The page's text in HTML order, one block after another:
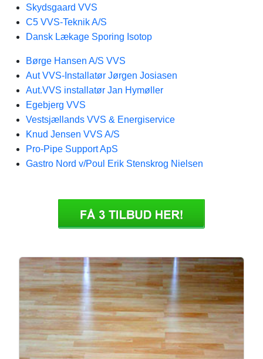
Skydsgaard VVS
C5 VVS-Teknik A/S
Dansk Lækage Sporing Isotop
Børge Hansen A/S VVS
Aut VVS-Installatør Jørgen Josiasen
Aut.VVS installatør Jan Hymøller
Egebjerg VVS
Vestsjællands VVS & Energiservice
Knud Jensen VVS A/S
Pro-Pipe Support ApS
Gastro Nord v/Poul Erik Stenskrog Nielsen